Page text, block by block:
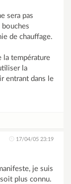
sera pas
de chauffage.
la température
la
entrant dans le
17/04/05 23:19
je suis
plus connu.